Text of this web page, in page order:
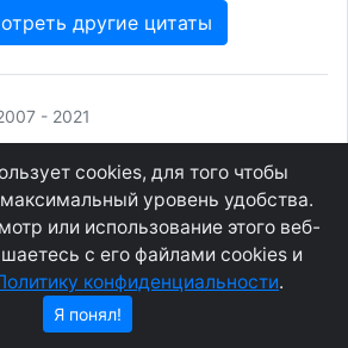
другие цитаты
- 2021
О сайте
Контакты
cookies, для того чтобы
уровень удобства.
или использование этого веб-
с его файлами cookies и
конфиденциальности.
Я понял!